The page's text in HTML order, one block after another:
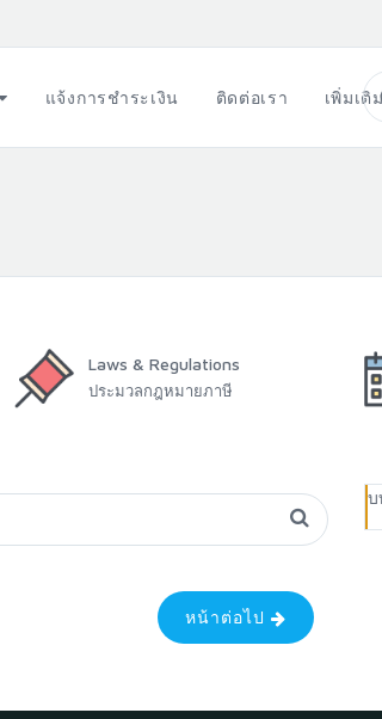
แจ้งการชำระเงิน ติดต่อเรา เพิ่มเ
Laws & Regulations
ประมวลกฎหมายภาษี
หน้าต่อไป
บ